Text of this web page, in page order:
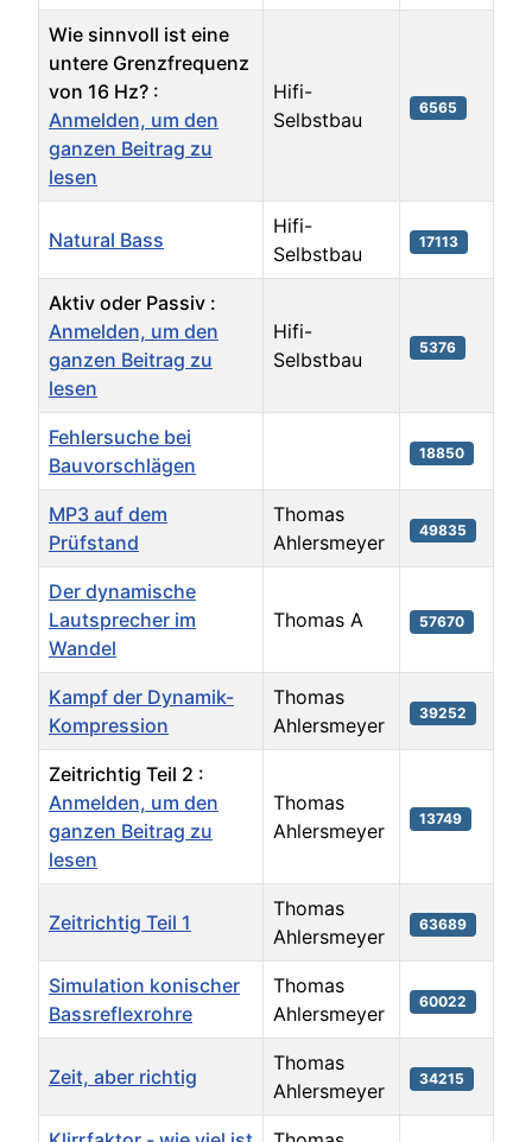
Wie sinnvoll ist eine
untere Grenzfrequenz
von 16 Hz? :
Anmelden, um den
ganzen Beitrag zu
lesen
Hifi-
Selbstbau
6565
Natural Bass
Hifi-
Selbstbau
17113
Aktiv oder Passiv :
Anmelden, um den
ganzen Beitrag zu
lesen
Hifi-
Selbstbau
5376
Fehlersuche bei
Bauvorschlägen
18850
MP3 auf dem
Prüfstand
Thomas
Ahlersmeyer
49835
Der dynamische
Lautsprecher im
Wandel
Thomas A 57670
Kampf der Dynamik-
Kompression
Thomas
Ahlersmeyer
39252
Zeitrichtig Teil 2 :
Anmelden, um den
ganzen Beitrag zu
lesen
Thomas
Ahlersmeyer
13749
Zeitrichtig Teil 1
Thomas
Ahlersmeyer
63689
Simulation konischer
Bassreflexrohre
Thomas
Ahlersmeyer
60022
Zeit, aber richtig
Thomas
Ahlersmeyer
34215